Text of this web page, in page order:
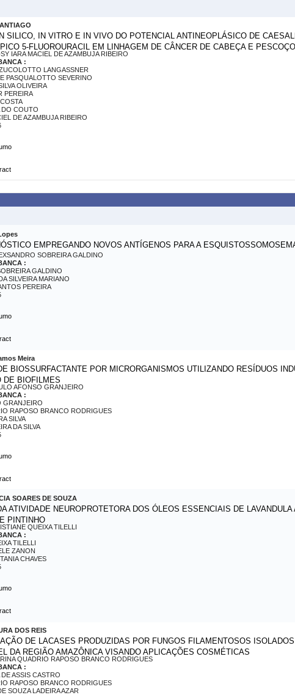
SILICO, IN VITRO E IN VIVO DO POTENCIAL ANTINEOPLÁSICO DE
5-FLUOROURACIL EM LINHAGEM DE CÂNCER DE CABEÇA E PESCOÇO
IARA MACIEL DE AZAMBUJA RIBEIRO
:
LANGASSNER
PASQUALOTTO SEVERINO
OLIVEIRA
PEREIRA
DO COUTO
DE AZAMBUJA RIBEIRO
EMPREGANDO NOVOS ANTÍGENOS PARA A
SOBREIRA GALDINO
:
GALDINO
SILVEIRA MARIANO
PEREIRA
Meira
BIOSSURFACTANTE POR MICRORGANISMOS UTILIZANDO RESÍDUOS
DE BIOFILMES
AFONSO GRANJEIRO
:
GRANJEIRO
RAPOSO BRANCO RODRIGUES
SILVA
DA SILVA
SOARES DE SOUZA
ATIVIDADE NEUROPROTETORA DOS ÓLEOS ESSENCIAIS DE
PINTINHO
QUEIXA TILELLI
:
TILELLI
ZANON
CHAVES
DOS REIS
DE LACASES PRODUZIDAS POR FUNGOS FILAMENTOSOS
DA REGIÃO AMAZÔNICA VISANDO APLICAÇÕES COSMÉTICAS
QUADRIO RAPOSO BRANCO RODRIGUES
:
ASSIS CASTRO
RAPOSO BRANCO RODRIGUES
SOUZA LADEIRA AZAR